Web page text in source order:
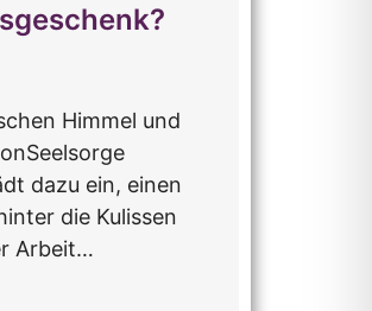
Himmel und
dazu ein, einen
die Kulissen
Arbeit…